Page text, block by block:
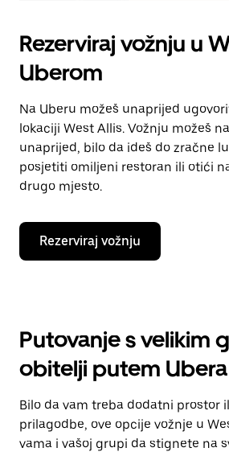
Rezerviraj vožnju u
Uberom
Na Uberu možeš unaprijed
lokaciji West Allis. Vožnju možeš
unaprijed, bilo da ideš do zračne
posjetiti omiljeni restoran ili otići
drugo mjesto.
Rezerviraj vožnju
Putovanje s velikim
obitelji putem Ubera
Bilo da vam treba dodatni prostor
prilagodbe, ove opcije vožnje u
vama i vašoj grupi da stignete na